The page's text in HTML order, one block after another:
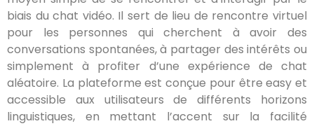
biais du chat vidéo. Il sert de lieu de rencontre virtuel
pour les personnes qui cherchent à avoir des
conversations spontanées, à partager des intérêts ou
simplement à profiter d’une expérience de chat
aléatoire. La plateforme est conçue pour être easy et
accessible aux utilisateurs de différents horizons
linguistiques, en mettant l’accent sur la facilité